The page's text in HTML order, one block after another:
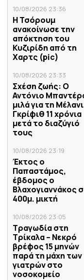
10/08/2026 23:36
Η Τσόρουμ
ανακοίνωσε την
απόκτηση του
Κυζιρίδη από τη
Χαρτς (pic)
10/08/2026 23:33
Σχέση ζωής: Ο
Αντόνιο
μιλά για τη Μέλανι
Γκρίφιθ 11 χρόνια
μετά το διαζύγιό
τους
10/08/2026 23:19
Έκτος ο
Παπαστάμος,
έβδομος ο
Βλαχογιαννάκος
400μ. μικτή
10/08/2026 23:05
Τραγωδία στη
Τρίκαλα – Νεκρό
βρέφος 15 μηνών
παρά τη μάχη των
γιατρών στο
νοσοκομείο